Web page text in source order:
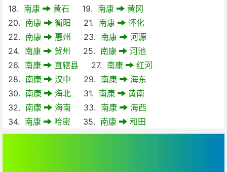
18. 南康 黄石 19. 南康
黄冈
20. 南康 衡阳 21. 南康
怀化
22. 南康 惠州 23. 南康
河源
24. 南康 贺州 25. 南康
河池
26. 南康 直辖县 27. 南康
红河
28. 南康 汉中 29. 南康
海东
30. 南康 海北 31. 南康
黄南
32. 南康 海南 33. 南康
海西
34. 南康 哈密 35. 南康 和田